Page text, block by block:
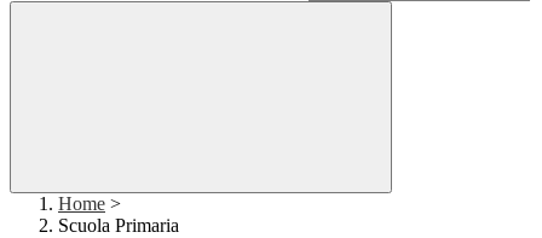
Home >
Scuola Primaria